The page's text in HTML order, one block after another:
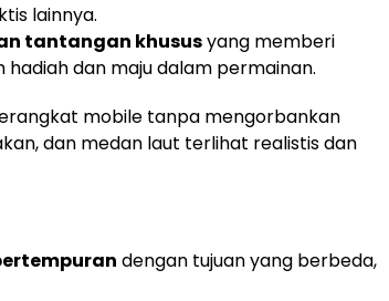
lainnya.
tantangan khususyang memberi
dan maju dalam permainan.
mobile tanpa mengorbankan
dan medan laut terlihat realistis dan
dengan tujuan yang berbeda,